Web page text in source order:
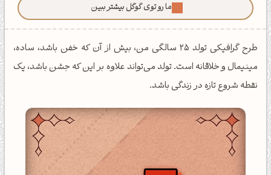
ما رو توی گوگل بیشتر ببین!
طرح گرافیکی تولد 25 سالگی من، بیش از آن که خفن باشد، ساده،
مینیمال و خلاقانه است. تولد می‌تواند علاوه بر این که جشن باشد، یک
نقطه شروع تازه در زندگی باشد.